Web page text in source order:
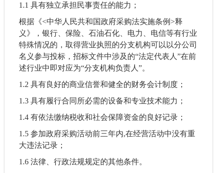
1.1 具有独立承担民事责任的能力；
根据《<中华人民共和国政府采购法实施条例>释
义》，银行、保险、石油石化、电力、电信等有行业
特殊情况的，取得营业执照的分支机构可以以分公司
名义参与投标，招标文件中涉及的“法定代表人”在前
述行业中即对应为“分支机构负责人”。
1.2 具有良好的商业信誉和健全的财务会计制度；
1.3 具有履行合同所必需的设备和专业技术能力；
1.4 有依法缴纳税收和社会保障资金的良好记录；
1.5 参加政府采购活动前三年内,在经营活动中没有重
大违法记录；
1.6 法律、行政法规规定的其他条件。